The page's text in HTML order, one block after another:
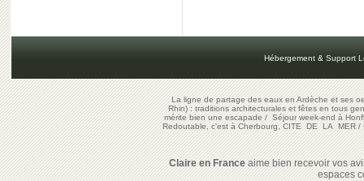
Hébergement & Support
La ligne de partage des eaux en Ardèche et ses
Rhin) : traditions architecturales et fêtes en tous
mérite bien une escapade/Séjour week-end à
Redoutable, c'est à Cherbourg, CITE DE LA MER/
Claire en Franceaime bien recevoir vos
espaces